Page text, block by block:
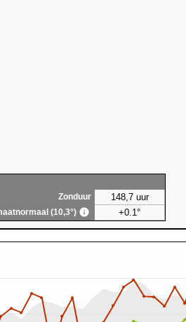
Zonduur
148,7 uur
(10,3°) +0.1°